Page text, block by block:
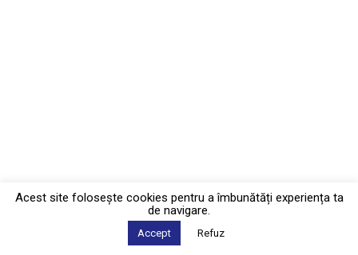
Acest site foloseşte cookies pentru a îmbunătăți experiența ta
de navigare.
Accept Refuz